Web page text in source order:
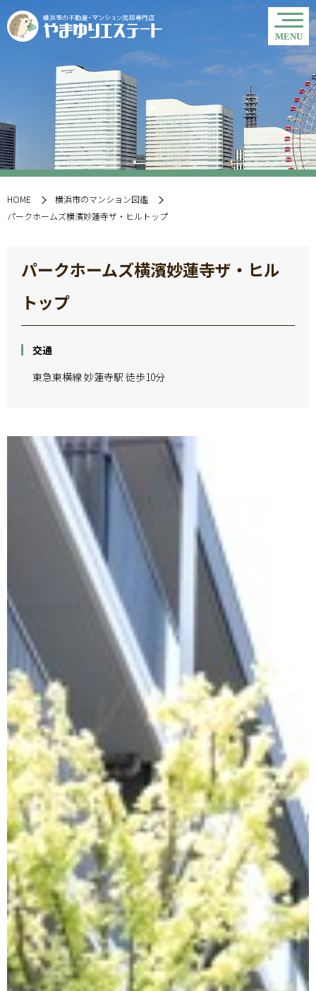
HOME
横浜市のマンション図鑑
パークホームズ横濱妙蓮寺ザ・ヒルトップ
パークホームズ横濱妙蓮寺ザ・ヒル
トップ
交通
東急東横線 妙蓮寺駅 徒歩10分